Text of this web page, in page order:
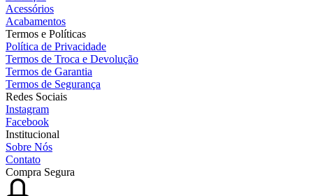
Acessórios
Acabamentos
Termos e Políticas
Política de Privacidade
Termos de Troca e Devolução
Termos de Garantia
Termos de Segurança
Redes Sociais
Instagram
Facebook
Institucional
Sobre Nós
Contato
Compra Segura